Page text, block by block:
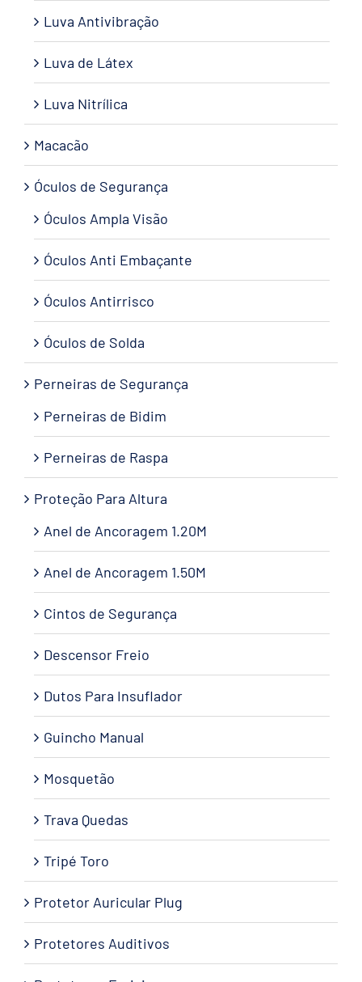
Luva Antivibração
Luva de Látex
Luva Nitrílica
Macacão
Óculos de Segurança
Óculos Ampla Visão
Óculos Anti Embaçante
Óculos Antirrisco
Óculos de Solda
Perneiras de Segurança
Perneiras de Bidim
Perneiras de Raspa
Proteção Para Altura
Anel de Ancoragem 1.20M
Anel de Ancoragem 1.50M
Cintos de Segurança
Descensor Freio
Dutos Para Insuflador
Guincho Manual
Mosquetão
Trava Quedas
Tripé Toro
Protetor Auricular Plug
Protetores Auditivos